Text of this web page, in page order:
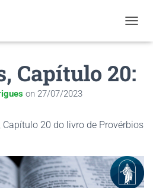
Capítulo 20:
on 27/07/2023
20 do livro de Provérbios